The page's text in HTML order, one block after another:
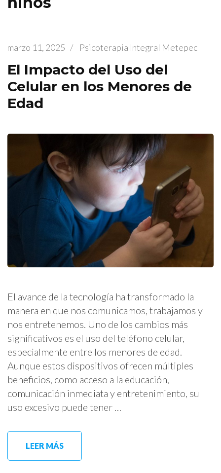
marzo 11, 2025 / Psicoterapia Integral Metepec
El Impacto del Uso del
Celular en los Menores de
Edad
El avance de la tecnología ha transformado la
manera en que nos comunicamos, trabajamos y
nos entretenemos. Uno de los cambios más
significativos es el uso del teléfono celular,
especialmente entre los menores de edad.
Aunque estos dispositivos ofrecen múltiples
beneficios, como acceso a la educación,
comunicación inmediata y entretenimiento, su
uso excesivo puede tener …
LEER MÁS